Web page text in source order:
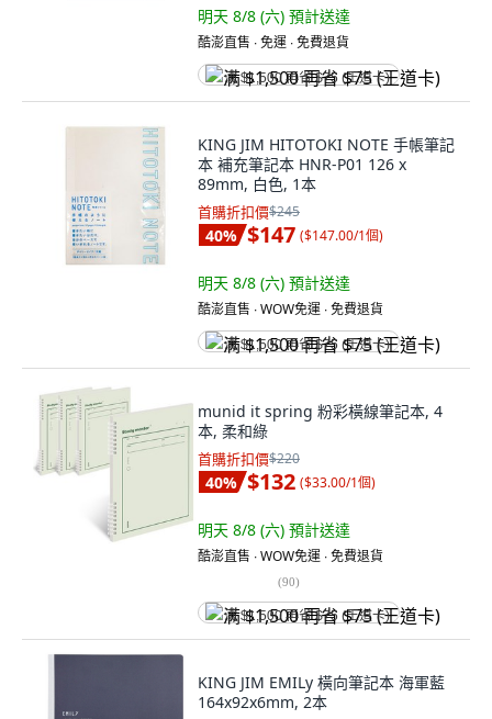
明天 8/8 (六) 預計送達
酷澎直售 ∙ 免運 ∙ 免費退貨
满 $1,500 再省 $75 (王道卡)
KING JIM HITOTOKI NOTE 手帳筆記
本 補充筆記本 HNR-P01 126 x
89mm, 白色, 1本
首購折扣價$245
40% $147 ($147.00/1個)
明天 8/8 (六) 預計送達
酷澎直售 ∙ WOW免運 ∙ 免費退貨
满 $1,500 再省 $75 (王道卡)
munid it spring 粉彩橫線筆記本, 4
本, 柔和綠
首購折扣價$220
40% $132 ($33.00/1個)
明天 8/8 (六) 預計送達
酷澎直售 ∙ WOW免運 ∙ 免費退貨
(90)
满 $1,500 再省 $75 (王道卡)
KING JIM EMILy 橫向筆記本 海軍藍
164x92x6mm, 2本